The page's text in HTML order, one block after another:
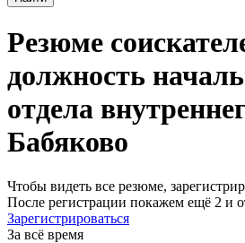
Резюме
должность
отдела
Бабяково
Чтобы видеть все резюме,
После регистрации покажем ещё 2 и
Зарегистрироваться
За всё время